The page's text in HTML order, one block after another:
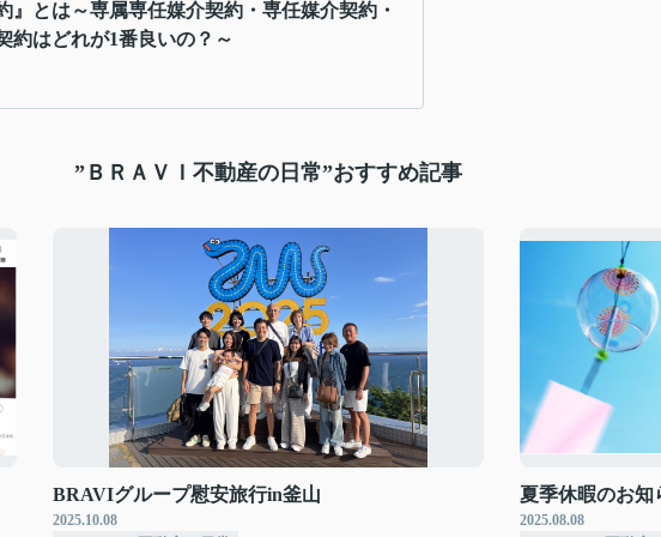
』とは～専属専任媒介契約・専任媒介契約・
約はどれが1番良いの？～
”ＢＲＡＶＩ不動産の日常”おすすめ記事
BRAVIグループ慰安旅行in釜山
2025.10.08
夏季休暇のお知
2025.08.08